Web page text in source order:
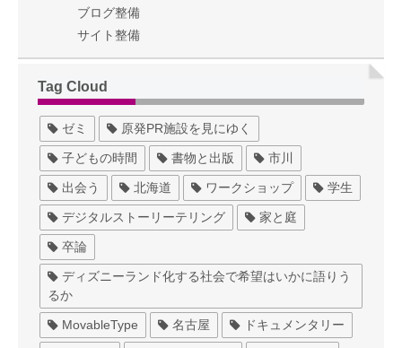
ブログ整備
サイト整備
Tag Cloud
ゼミ 原発PR施設を見にゆく
子どもの時間 書物と出版 市川
出会う 北海道 ワークショップ 学生
デジタルストーリーテリング 家と庭
卒論
ディズニーランド化する社会で希望はいかに語りう
るか
MovableType 名古屋 ドキュメンタリー